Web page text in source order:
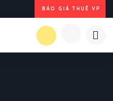
BÁO GIÁ THUÊ VP